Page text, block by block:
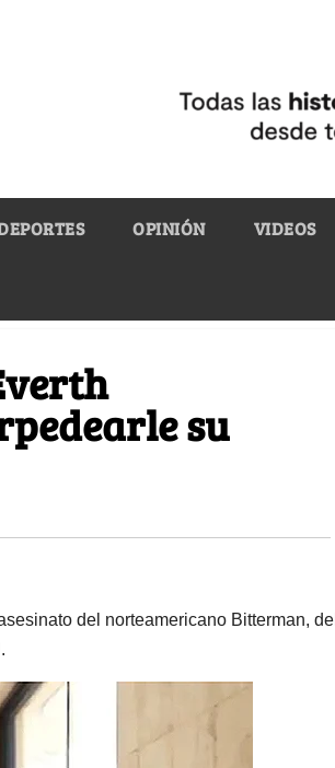
OPINIÓN VIDEOS
su
del norteamericano Bitterman, del